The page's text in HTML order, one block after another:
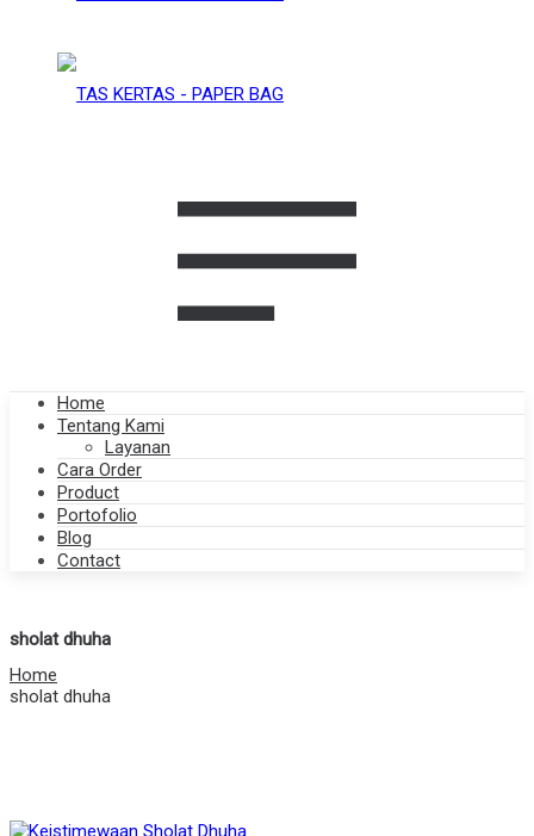
Home
Tentang Kami
Layanan
Cara Order
Product
Portofolio
Blog
Contact
sholat dhuha
Home
sholat dhuha